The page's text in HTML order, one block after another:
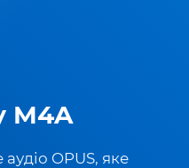
M4A
аудіо OPUS, яке